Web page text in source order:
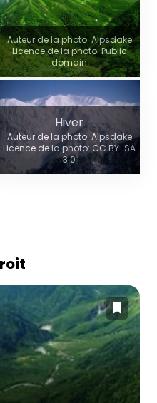
Auteur de la photo: Alpsdake
Licence de la photo: Public
domain
Hiver
Auteur de la photo: Alpsdake
Licence de la photo: CC BY-SA
3.0